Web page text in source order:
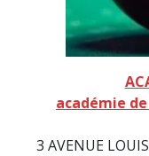
académie de
3 AVENUE